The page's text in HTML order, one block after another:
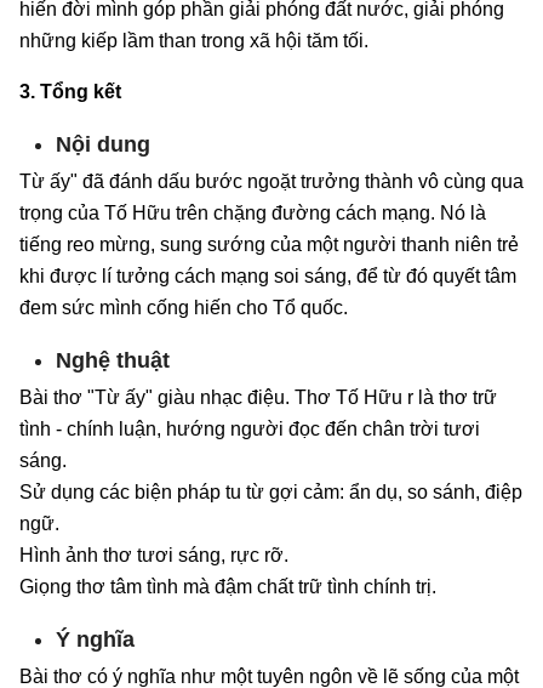
hiến đời mình góp phần giải phóng đất nước, giải phóng
những kiếp lầm than trong xã hội tăm tối.
3. Tổng kết
Nội dung
Từ ấy" đã đánh dấu bước ngoặt trưởng thành vô cùng qua
trọng của Tố Hữu trên chặng đường cách mạng. Nó là
tiếng reo mừng, sung sướng của một người thanh niên trẻ
khi được lí tưởng cách mạng soi sáng, để từ đó quyết tâm
đem sức mình cống hiến cho Tổ quốc.
Nghệ thuật
Bài thơ "Từ ấy" giàu nhạc điệu. Thơ Tố Hữu r là thơ trữ
tình - chính luận, hướng người đọc đến chân trời tươi
sáng.
Sử dụng các biện pháp tu từ gợi cảm: ẩn dụ, so sánh, điệp
ngữ.
Hình ảnh thơ tươi sáng, rực rỡ.
Giọng thơ tâm tình mà đậm chất trữ tình chính trị.
Ý nghĩa
Bài thơ có ý nghĩa như một tuyên ngôn về lẽ sống của một